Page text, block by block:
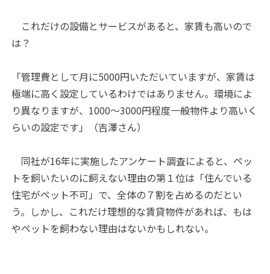
これだけの設備とサービスがあると、家賃も高いので
は？
「管理費として月に5000円いただいていますが、家賃は
極端に高く設定しているわけではありません。環境によ
り異なりますが、1000〜3000円程度一般物件より高いく
らいの設定です」（吉澤さん）
同社が16年に実施したアンケート調査によると、ペッ
トを飼いたいのに飼えない理由の第１位は「住んでいる
住宅がペット不可」で、全体の７割を占めるのだとい
う。しかし、これだけ理想的な賃貸物件があれば、もは
やペットを飼わない理由はないかもしれない。